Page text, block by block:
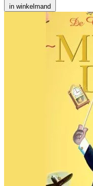
in winkelmand